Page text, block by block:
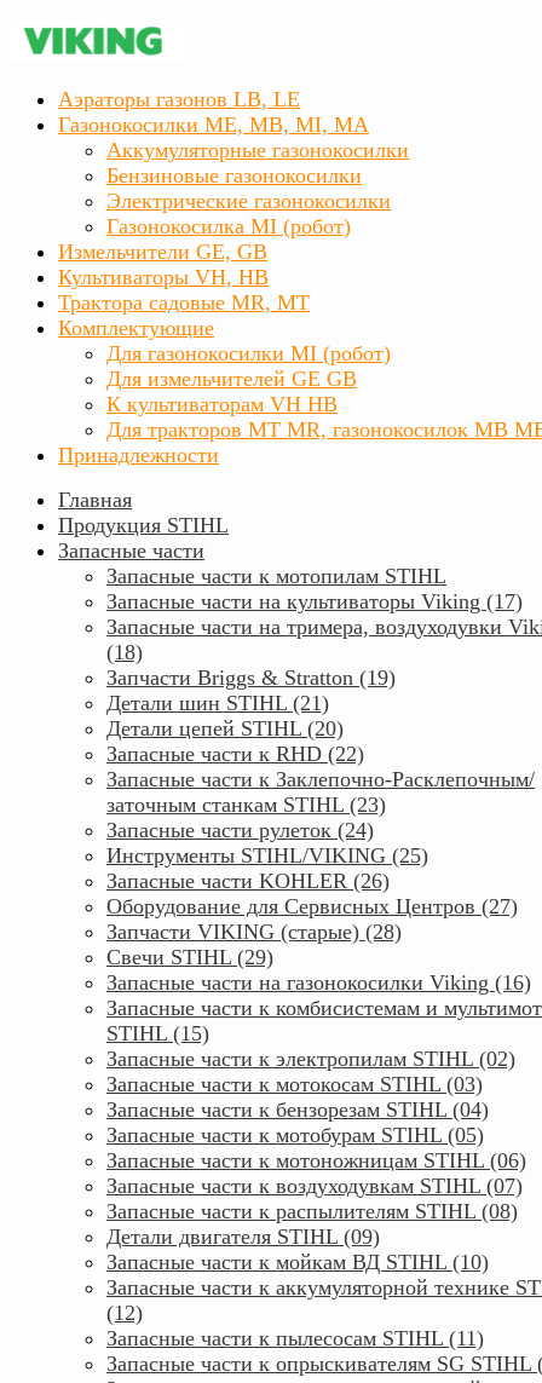
Аэраторы газонов LB, LE
Газонокосилки ME, MB, MI, MA
Аккумуляторные газонокосилки
Бензиновые газонокосилки
Электрические газонокосилки
Газонокосилка MI (робот)
Измельчители GE, GB
Культиваторы VH, HB
Трактора садовые MR, MT
Комплектующие
Для газонокосилки MI (робот)
Для измельчителей GE GB
К культиваторам VH HB
Для тракторов МТ MR, газонокосилок MB
Принадлежности
Главная
Продукция STIHL
Запасные части
Запасные части к мотопилам STIHL
Запасные части на культиваторы Viking (17)
Запасные части на тримера, воздуходувки
(18)
Запчасти Briggs & Stratton (19)
Детали шин STIHL (21)
Детали цепей STIHL (20)
Запасные части к RHD (22)
Запасные части к Заклепочно-Расклепочным/
заточным станкам STIHL (23)
Запасные части рулеток (24)
Инструменты STIHL/VIKING (25)
Запасные части KOHLER (26)
Оборудование для Сервисных Центров (27)
Запчасти VIKING (старые) (28)
Свечи STIHL (29)
Запасные части на газонокосилки Viking (16)
Запасные части к комбисистемам и
STIHL (15)
Запасные части к электропилам STIHL (02)
Запасные части к мотокосам STIHL (03)
Запасные части к бензорезам STIHL (04)
Запасные части к мотобурам STIHL (05)
Запасные части к мотоножницам STIHL (06)
Запасные части к воздуходувкам STIHL (07)
Запасные части к распылителям STIHL (08)
Детали двигателя STIHL (09)
Запасные части к мойкам ВД STIHL (10)
Запасные части к аккумуляторной технике
(12)
Запасные части к пылесосам STIHL (11)
Запасные части к опрыскивателям SG STIHL